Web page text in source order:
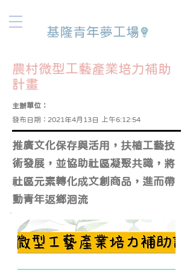
基隆青年夢工場
農村微型工藝產業培力補助
計畫
主辦單位：
發布日期： 2021年4月13日 上午6:12:54
推廣文化保存與活用，扶植工藝技
術發展，並協助社區凝聚共識，將
社區元素轉化成文創商品，進而帶
動青年返鄉洄流